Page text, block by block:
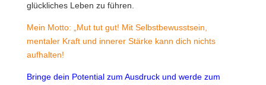
glückliches Leben zu führen.
Mein Motto: „Mut tut gut! Mit Selbstbewusstsein,
mentaler Kraft und innerer Stärke kann dich nichts
aufhalten!
Bringe dein Potential zum Ausdruck und werde zum